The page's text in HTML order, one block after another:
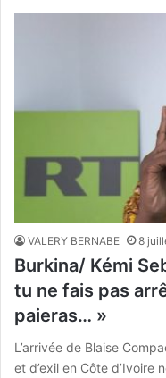
VALERY BERNABE 8
Burkina/ Kémi
tu ne fais pas
paieras… »
L’arrivée de Blaise
et d’exil en Côte d’Ivoire